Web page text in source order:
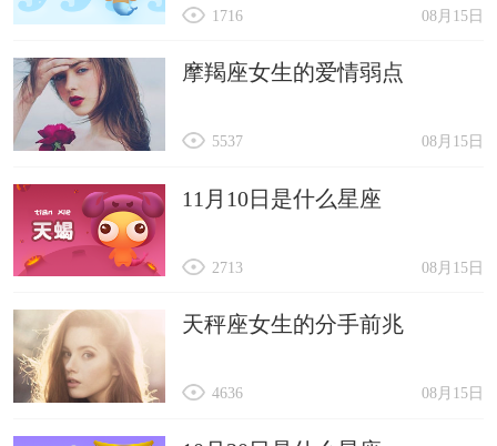
08月15日
1716
摩羯座女生的爱情弱点
08月15日
5537
11月10日是什么星座
08月15日
2713
天秤座女生的分手前兆
08月15日
4636